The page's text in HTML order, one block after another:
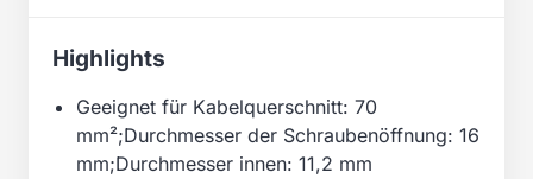
Highlights
Geeignet für Kabelquerschnitt: 70
mm²;Durchmesser der Schraubenöffnung: 16
mm;Durchmesser innen: 11,2 mm